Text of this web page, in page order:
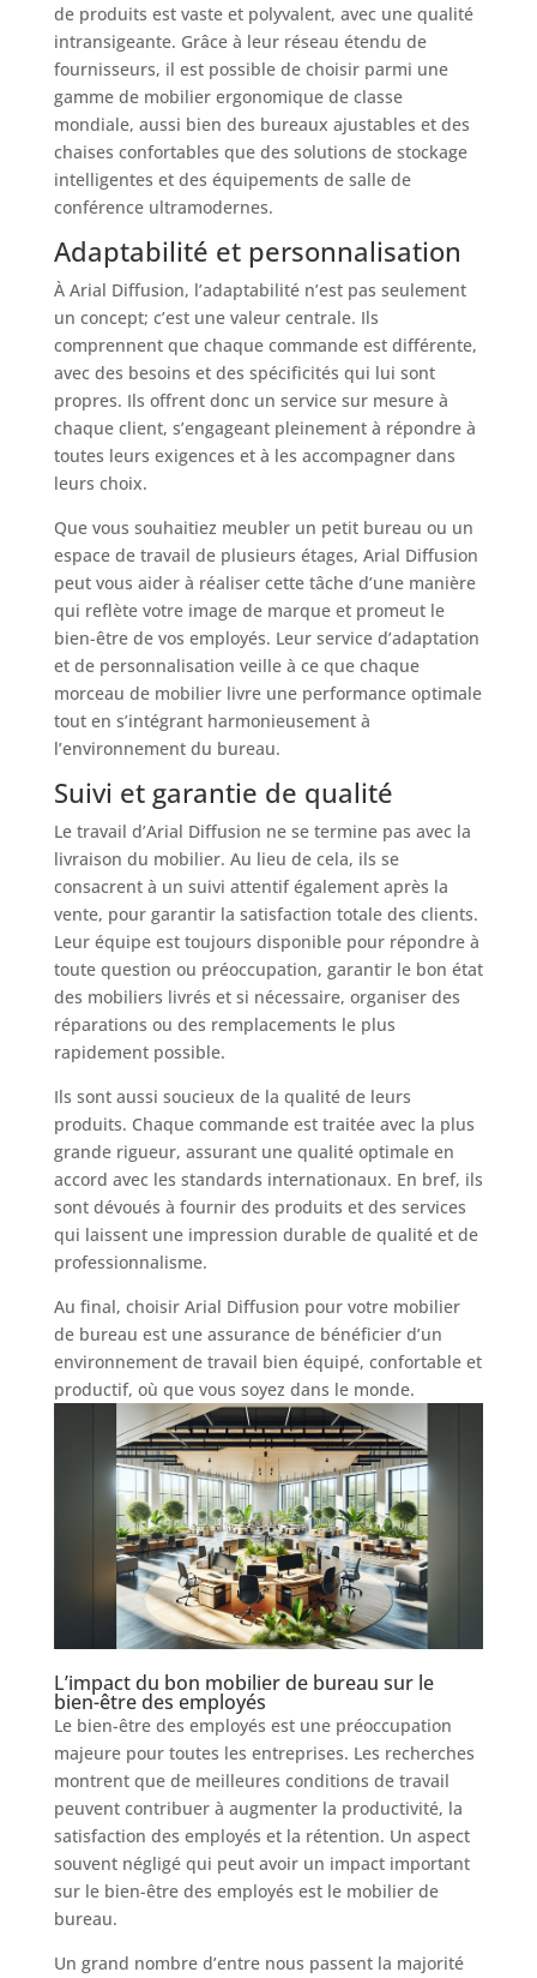
de produits est vaste et polyvalent, avec une qualité
intransigeante. Grâce à leur réseau étendu de
fournisseurs, il est possible de choisir parmi une
gamme de mobilier ergonomique de classe
mondiale, aussi bien des bureaux ajustables et des
chaises confortables que des solutions de stockage
intelligentes et des équipements de salle de
conférence ultramodernes.
Adaptabilité et personnalisation
À Arial Diffusion, l’adaptabilité n’est pas seulement
un concept; c’est une valeur centrale. Ils
comprennent que chaque commande est différente,
avec des besoins et des spécificités qui lui sont
propres. Ils offrent donc un service sur mesure à
chaque client, s’engageant pleinement à répondre à
toutes leurs exigences et à les accompagner dans
leurs choix.
Que vous souhaitiez meubler un petit bureau ou un
espace de travail de plusieurs étages, Arial Diffusion
peut vous aider à réaliser cette tâche d’une manière
qui reflète votre image de marque et promeut le
bien-être de vos employés. Leur service d’adaptation
et de personnalisation veille à ce que chaque
morceau de mobilier livre une performance optimale
tout en s’intégrant harmonieusement à
l’environnement du bureau.
Suivi et garantie de qualité
Le travail d’Arial Diffusion ne se termine pas avec la
livraison du mobilier. Au lieu de cela, ils se
consacrent à un suivi attentif également après la
vente, pour garantir la satisfaction totale des clients.
Leur équipe est toujours disponible pour répondre à
toute question ou préoccupation, garantir le bon état
des mobiliers livrés et si nécessaire, organiser des
réparations ou des remplacements le plus
rapidement possible.
Ils sont aussi soucieux de la qualité de leurs
produits. Chaque commande est traitée avec la plus
grande rigueur, assurant une qualité optimale en
accord avec les standards internationaux. En bref, ils
sont dévoués à fournir des produits et des services
qui laissent une impression durable de qualité et de
professionnalisme.
Au final, choisir Arial Diffusion pour votre mobilier
de bureau est une assurance de bénéficier d’un
environnement de travail bien équipé, confortable et
productif, où que vous soyez dans le monde.
L’impact du bon mobilier de bureau sur le
bien-être des employés
Le bien-être des employés est une préoccupation
majeure pour toutes les entreprises. Les recherches
montrent que de meilleures conditions de travail
peuvent contribuer à augmenter la productivité, la
satisfaction des employés et la rétention. Un aspect
souvent négligé qui peut avoir un impact important
sur le bien-être des employés est le mobilier de
bureau.
Un grand nombre d’entre nous passent la majorité